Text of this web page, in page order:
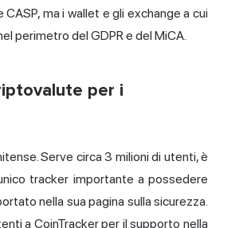
ma i wallet e gli exchange a cui
perimetro del GDPR e del MiCA.
per i
Serve circa 3 milioni di utenti, è
tracker importante a possedere
nella sua pagina sulla sicurezza.
a CoinTracker per il supporto nella